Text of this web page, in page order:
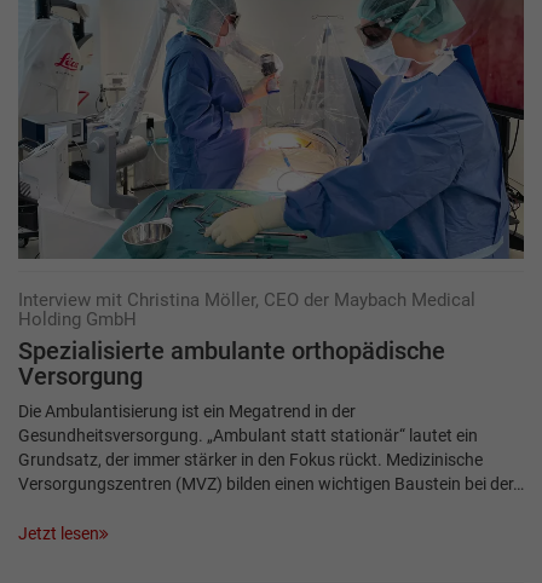
Interview mit Christina Möller, CEO der Maybach Medical
Holding GmbH
Spezialisierte ambulante orthopädische
Versorgung
Die Ambulantisierung ist ein Megatrend in der
Gesundheitsversorgung. „Ambulant statt stationär“ lautet ein
Grundsatz, der immer stärker in den Fokus rückt. Medizinische
Versorgungszentren (MVZ) bilden einen wichtigen Baustein bei der…
Jetzt lesen